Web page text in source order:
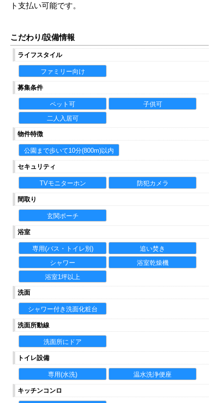
ト支払い可能です。
こだわり/設備情報
ライフスタイル
ファミリー向け
募集条件
ペット可
子供可
二人入居可
物件特徴
公園まで歩いて10分(800m)以内
セキュリティ
TVモニターホン 防犯カメラ
間取り
玄関ポーチ
浴室
専用(バス・トイレ別)
追い焚き
シャワー
浴室乾燥機
浴室1坪以上
洗面
シャワー付き洗面化粧台
洗面所動線
洗面所にドア
トイレ設備
専用(水洗) 温水洗浄便座
キッチンコンロ